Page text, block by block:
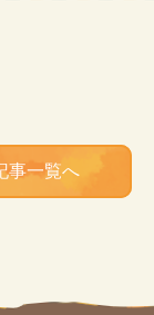
事一覧へ